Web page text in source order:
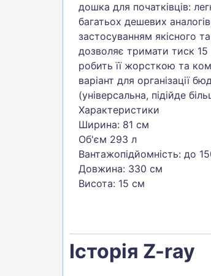
дошка для початківців:
багатьох дешевих
застосуванням якісного
дозволяє тримати тиск
робить її жорсткою та
варіант для організації
(універсальна, підійде
Характеристики
Ширина: 81 см
Об'єм 293 л
Вантажопідйомність: до
Довжина: 330 см
Висота: 15 см
Історія Z-ray